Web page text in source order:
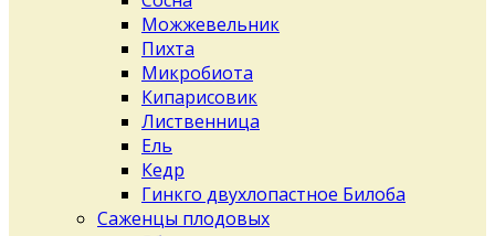
Можжевельник
Пихта
Микробиота
Кипарисовик
Лиственница
Ель
Кедр
Гинкго двухлопастное Билоба
Саженцы плодовых